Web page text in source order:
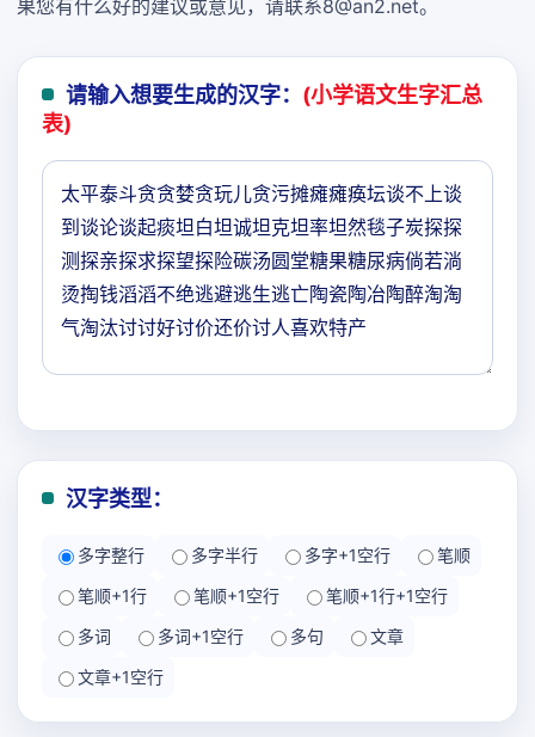
果您有什么好的建议或意见，请联系8@an2.net。
请输入想要生成的汉字： (小学语文生字汇总
表)
汉字类型：
多字整行 多字半行 多字+1空行
笔顺
笔顺+1行
笔顺+1空行
笔顺+1行+1空行
多词
多词+1空行 多句
文章
文章+1空行